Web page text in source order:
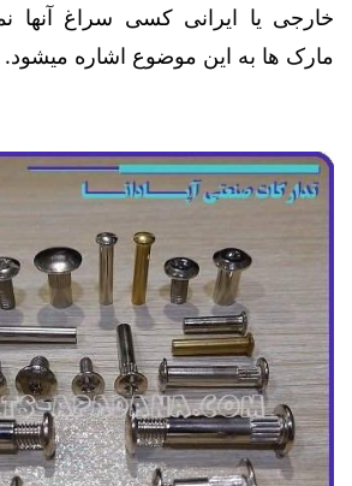
خارجی یا ایرانی کسی سراغ آنها
مارک ها به این موضوع اشاره میشود.